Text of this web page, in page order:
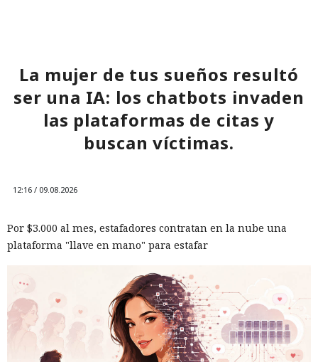
La mujer de tus sueños resultó
ser una IA: los chatbots invaden
las plataformas de citas y
buscan víctimas.
12:16 / 09.08.2026
Por $3.000 al mes, estafadores contratan en la nube una
plataforma "llave en mano" para estafar